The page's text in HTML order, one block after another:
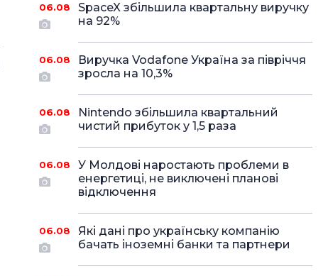
06.08
SpaceX збільшила квартальну виручку
на 92%
06.08
Виручка Vodafone Україна за півріччя
зросла на 10,3%
06.08
Nintendo збільшила квартальний
чистий прибуток у 1,5 раза
06.08
У Молдові наростають проблеми в
енергетиці, не виключені планові
відключення
06.08
Які дані про українську компанію
бачать іноземні банки та партнери